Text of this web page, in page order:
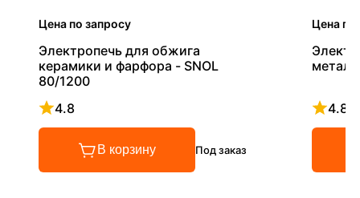
Цена по запросу
Электропечь для обжига
керамики и фарфора - SNOL
80/1200
4.8
Рейтинг 4.8 из 5
В корзину Под заказ
Цена по
4.8